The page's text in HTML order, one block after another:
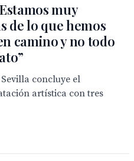
muy
de lo que hemos
camino y no todo
concluye el
artística con tres